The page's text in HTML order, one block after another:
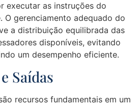
executar as instruções do
O gerenciamento adequado do
a distribuição equilibrada das
disponíveis, evitando
um desempenho eficiente.
Saídas
recursos fundamentais em um